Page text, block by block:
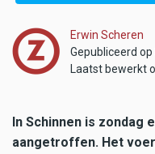
Erwin Scheren
Gepubliceerd
Laatst bewerkt
In Schinnen is zondag
aangetroffen. Het